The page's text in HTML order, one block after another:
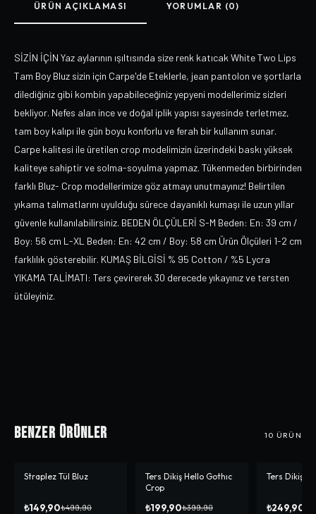
ÜRÜN AÇIKLAMASI YORUMLAR (0)
SİZİN İÇİN Yaz aylarının ışıltısında size renk katıcak White Two Lips
Tam Boy Bluz sizin için Carpe'de Eteklerle, jean pantolon ve şortlarla
dilediğiniz gibi kombin yapabileceğiniz yepyeni modellerimiz sizleri
bekliyor. Nefes alan ince ve doğal iplik yapısı sayesinde terletmez,
tam boy kalıpı ile gün boyu konforlu ve ferah bir kullanım sunar.
Carpe kalitesi ile üretilen crop modelimizin üzerindeki baskı yüksek
kaliteye sahiptir ve solma-soyulma yapmaz. Tükenmeden birbirinden
farklı Bluz- Crop modellerimize göz atmayı unutmayınız! Belirtilen
yıkama talımatlarını uyulduğu sürece dayanıklı kumaşı ile uzun yıllar
güvenle kullanılabilirsiniz. BEDEN ÖLÇÜLERİ S-M Beden: En: 39 cm /
Boy: 56 cm L-XL Beden: En: 42 cm / Boy: 58 cm Ürün Ölçüleri 1-2 cm
farklılık gösterebilir. KUMAŞ BİLGİSİ % 95 Cotton / %5 Lycra
YIKAMA TALİMATI: Ters çevirerek 30 derecede yıkayınız ve tersten
ütüleyiniz.
Benzer Ürünler 10 ÜRÜN
-%70
Straplez Tül Bluz
₺149,90₺499,90
-%50
Ters Dikiş Hello Gothıc
Crop
₺199,90₺399,90
-%14
Ters Dikiş A
₺249,90